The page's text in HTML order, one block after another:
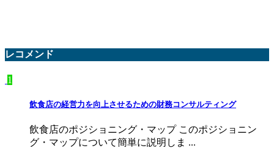
レコメンド
1
飲食店の経営力を向上させるための財務コンサルティング
飲食店のポジショニング・マップ このポジショニン
グ・マップについて簡単に説明しま ...